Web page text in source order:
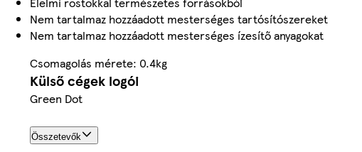
Nem tartalmaz hozzáadott mesterséges tartósítószereket
Nem tartalmaz hozzáadott mesterséges ízesítő anyagokat
Csomagolás mérete: 0.4kg
Külső cégek logói
Green Dot
Összetevők